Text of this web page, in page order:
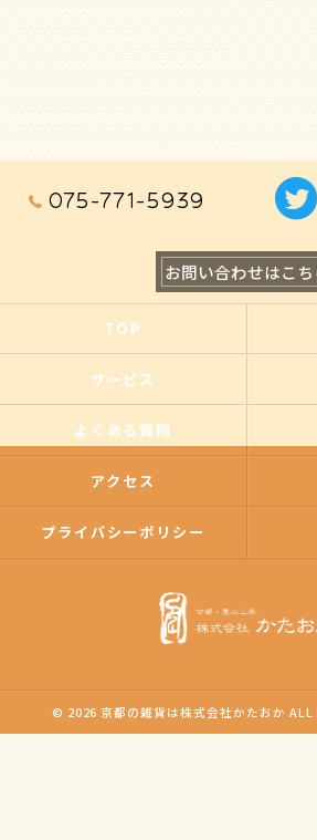
075-771-5939
お問い合わせはこち
TOP
サービス
よくある質問
アクセス
プライバシーポリシー
© 2026 京都の雑貨は株式会社かたおか ALL